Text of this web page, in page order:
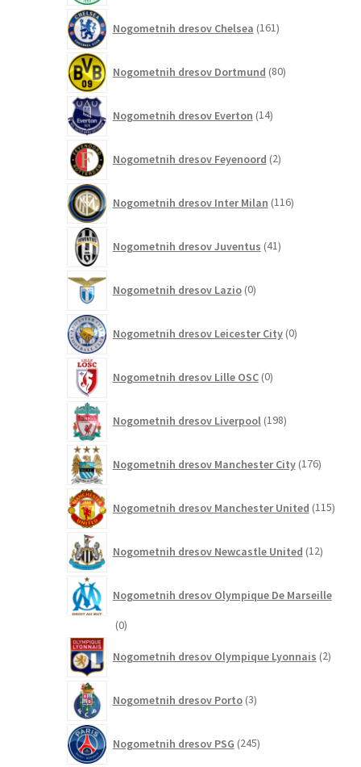
Nogometnih dresov Chelsea 161izdelkov
Nogometnih dresov Dortmund 80izdelkov
Nogometnih dresov Everton 14izdelkov
Nogometnih dresov Feyenoord 2izdelka
Nogometnih dresov Inter Milan 116izdelkov
Nogometnih dresov Juventus 41izdelkov
Nogometnih dresov Lazio 0izdelkov
Nogometnih dresov Leicester City 0izdelkov
Nogometnih dresov Lille OSC 0izdelkov
Nogometnih dresov Liverpool 198izdelkov
Nogometnih dresov Manchester City 176izdelkov
Nogometnih dresov Manchester United 115
Nogometnih dresov Newcastle United 12izdelkov
Nogometnih dresov Olympique De Marseille
00
Nogometnih dresov Olympique Lyonnais 2izdelka
Nogometnih dresov Porto 3izdelki
Nogometnih dresov PSG 245izdelkov